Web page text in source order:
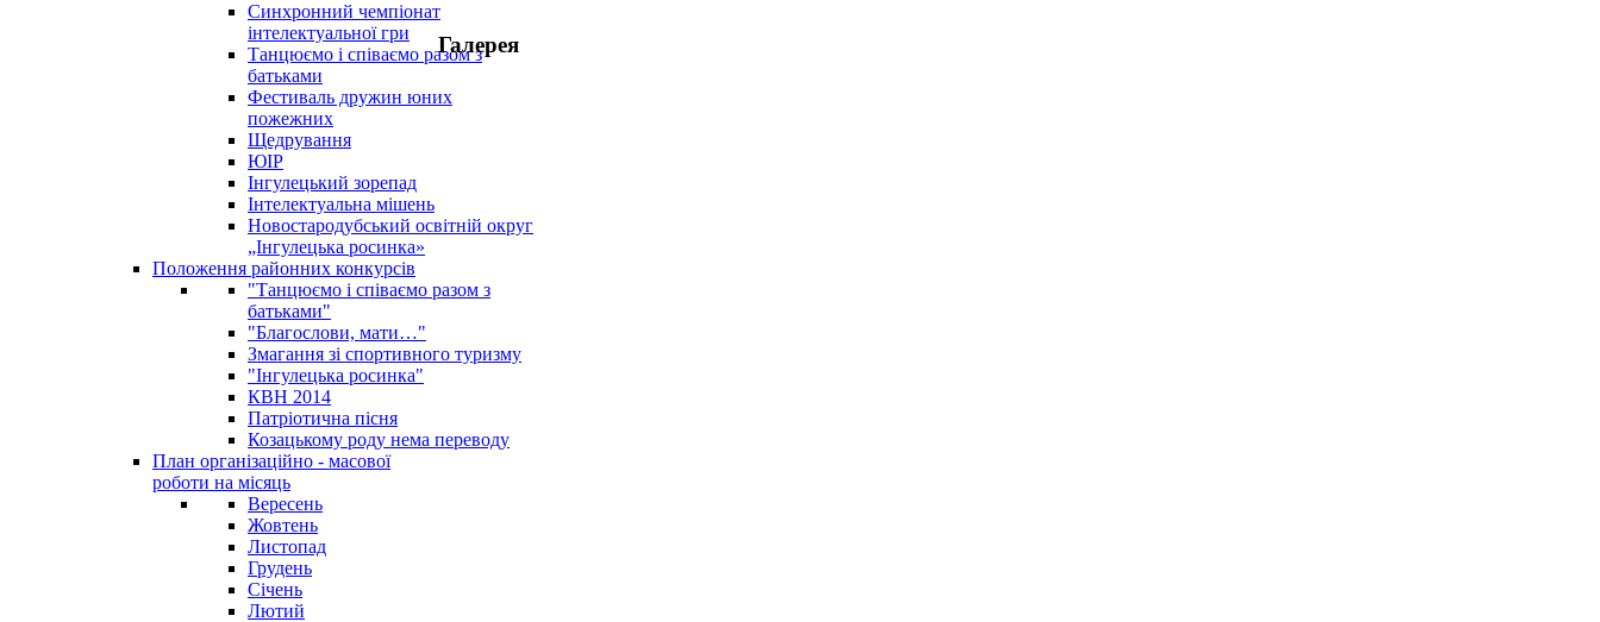
Синхронний чемпіонат
інтелектуальної гри
Танцюємо і співаємо разом з
батьками
Фестиваль дружин юних
пожежних
Щедрування
ЮІР
Інгулецький зорепад
Інтелектуальна мішень
Новостародубський освітній округ
„Інгулецька росинка»
Положення районних конкурсів
"Танцюємо і співаємо разом з
батьками"
"Благослови, мати…"
Змагання зі спортивного туризму
"Інгулецька росинка"
КВН 2014
Патріотична пісня
Козацькому роду нема переводу
План організаційно - масової
роботи на місяць
Вересень
Жовтень
Листопад
Грудень
Січень
Лютий
Галерея